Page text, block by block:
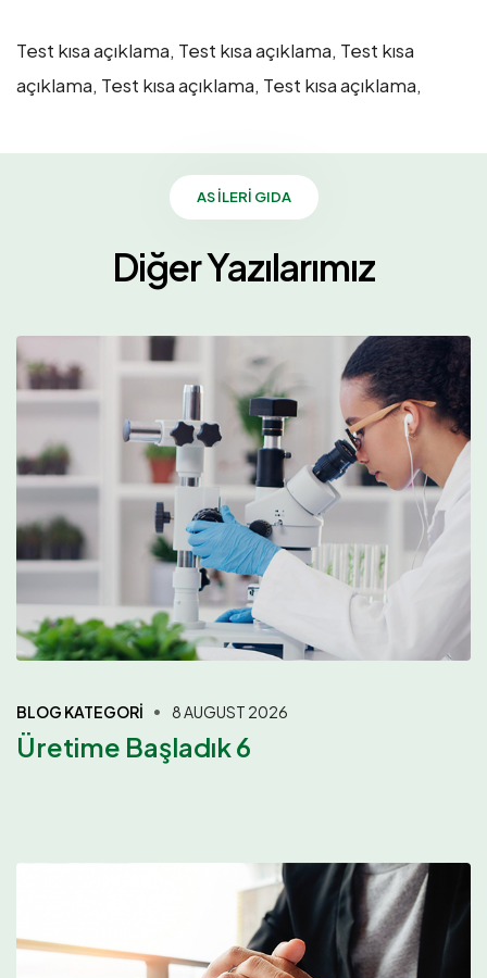
Test kısa açıklama, Test kısa açıklama, Test kısa
açıklama, Test kısa açıklama, Test kısa açıklama,
AS İLERI GIDA
Diğer Yazılarımız
BLOG KATEGORI 8 AUGUST 2026
Üretime Başladık 6